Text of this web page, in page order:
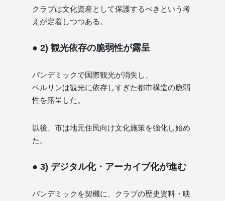
クラブは文化資産として保護するべきという考
えが定着しつつある。
● 2) 観光依存の脆弱性が露呈
パンデミックで国際観光が消失し、
ベルリンは観光に依存しすぎた都市構造の脆弱
性を露呈した。
以後、市は地元住民向け文化施策を強化し始め
た。
● 3) デジタル化・アーカイブ化が進む
パンデミックを契機に、クラブの歴史資料・映